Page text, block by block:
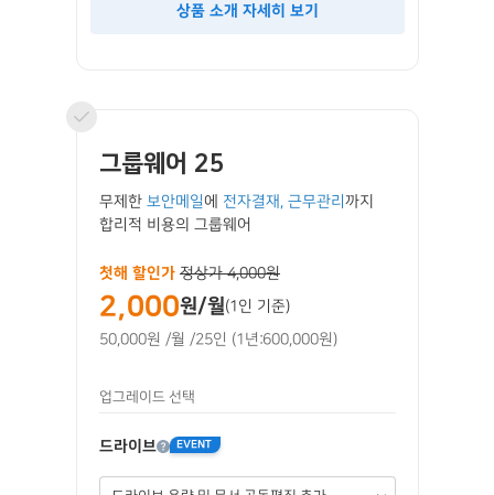
상품 소개 자세히 보기
그룹웨어 25
무제한 보안메일에 전자결재, 근무관리 까지
합리적 비용의 그룹웨어
첫해 할인가 정상가 4,000원
2,000원/월(1인 기준)
50,000원 /월 /25인 (1년:600,000원)
업그레이드 선택
드라이브 EVENT